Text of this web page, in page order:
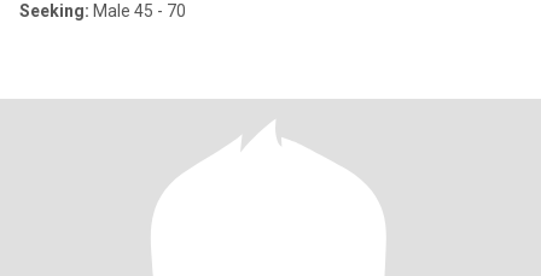
Seeking: Male 45 - 70